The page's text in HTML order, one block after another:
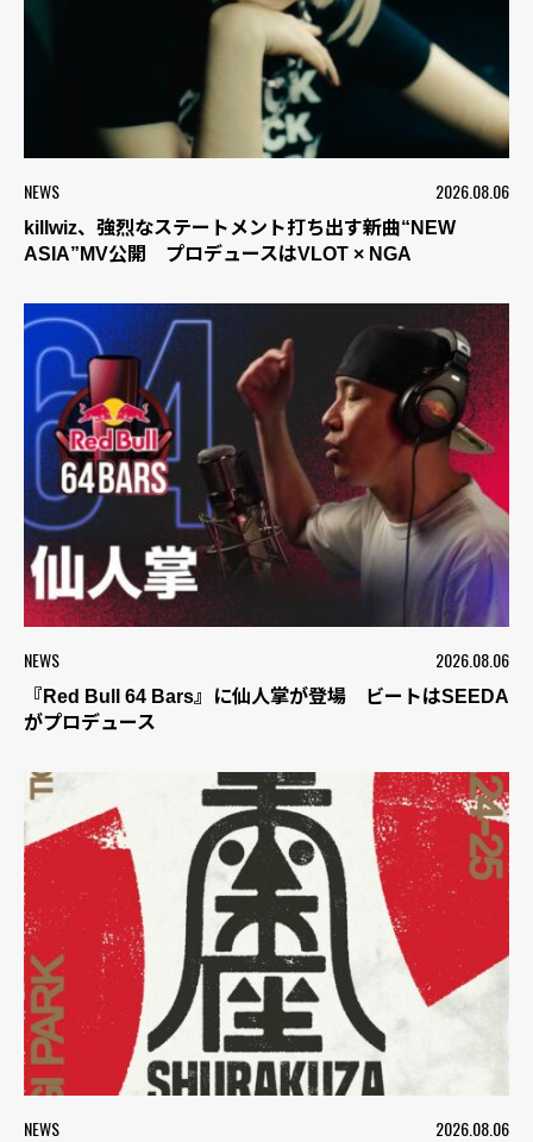
NEWS 2026.08.06
killwiz、強烈なステートメント打ち出す新曲“NEW
ASIA”MV公開 プロデュースはVLOT × NGA
NEWS 2026.08.06
『Red Bull 64 Bars』に仙人掌が登場 ビートはSEEDA
がプロデュース
NEWS 2026.08.06